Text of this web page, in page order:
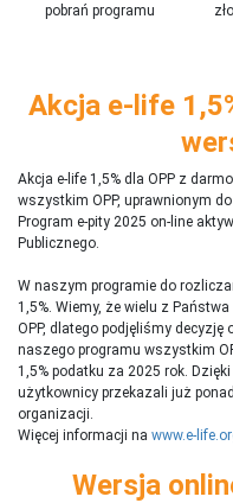
pobrań programu
Akcja e-life
Akcja e-life 1,5% dla OPP z
wszystkim OPP, uprawnionym
Program e-pity 2025 on-line
Publicznego.
W naszym programie do
1,5%. Wiemy, że wielu z
OPP, dlatego podjęliśmy decyzję
naszego programu wszystkim
1,5% podatku za 2025 rok.
użytkownicy przekazali już
organizacji.
Więcej informacji na www.e-
Wersja